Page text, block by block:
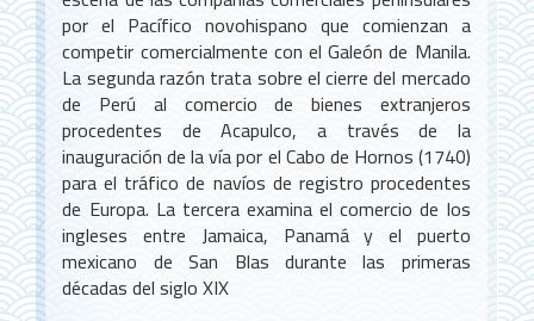
por el Pacífico novohispano que comienzan a
competir comercialmente con el Galeón de Manila.
La segunda razón trata sobre el cierre del mercado
de Perú al comercio de bienes extranjeros
procedentes de Acapulco, a través de la
inauguración de la vía por el Cabo de Hornos (1740)
para el tráfico de navíos de registro procedentes
de Europa. La tercera examina el comercio de los
ingleses entre Jamaica, Panamá y el puerto
mexicano de San Blas durante las primeras
décadas del siglo XIX